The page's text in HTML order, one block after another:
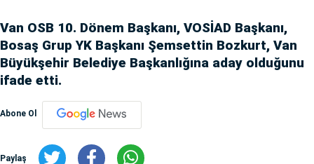
Van OSB 10. Dönem Başkanı, VOSİAD Başkanı,
Bosaş Grup YK Başkanı Şemsettin Bozkurt, Van
Büyükşehir Belediye Başkanlığına aday olduğunu
ifade etti.
Abone Ol
Paylaş